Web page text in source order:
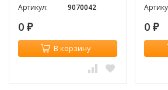
Артикул: 9070042
0 ₽
В корзину
0 ₽